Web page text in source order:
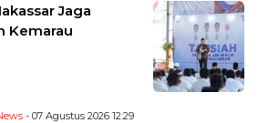
Jaga
Kemarau
- 07 Agustus 2026 12:29